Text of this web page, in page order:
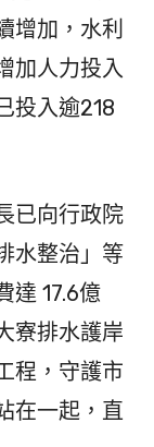
增加，水利
加人力投入
投入逾218
已向行政院
水整治」等
達 17.6億
寮排水護岸
程，守護市
在一起，直